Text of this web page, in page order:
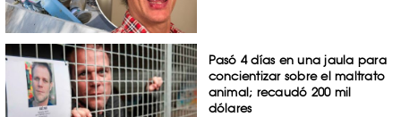
Pasó 4 días en una jaula para
concientizar sobre el maltrato
animal; recaudó 200 mil
dólares